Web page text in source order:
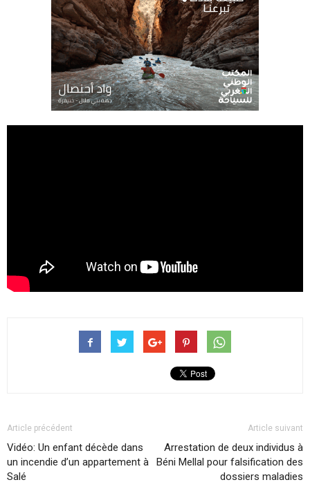
Article précédent
Vidéo: Un enfant décède dans
un incendie d’un appartement à
Salé
Article suivant
Arrestation de deux individus à
Béni Mellal pour falsification des
dossiers maladies